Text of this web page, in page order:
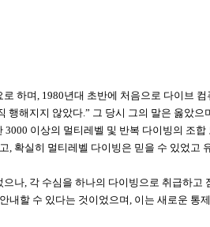
로 하며, 1980년대 초반에 처음으로 다이브
행해지지 않았다.” 그 당시 그의 말은 옳았으
3000 이상의 멀티레벨 및 반복 다이빙의 조
, 확실히 멀티레벨 다이빙은 믿을 수 있었고
으나, 각 수심을 하나의 다이빙으로 취급하고
내할 수 있다는 것이었으며, 이는 새로운 통